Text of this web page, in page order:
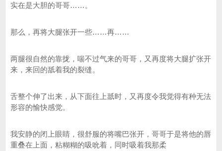
实在是大胆的哥哥……。
那么，再将大腿张开一些……再……
两腿很自然的靠拢，喘不过气来的哥哥，又再度将大腿扩张开
来，来回的舐着我的裂缝。
舌整个伸了出来，从下面往上舐时，又再度令我觉得有种无法
形容的愉快感觉。
我安静的闭上眼睛，很舒服的将嘴巴张开，哥哥于是将他的唇
重叠在上面，粘糊糊的吸吮着，同时吸着我那柔